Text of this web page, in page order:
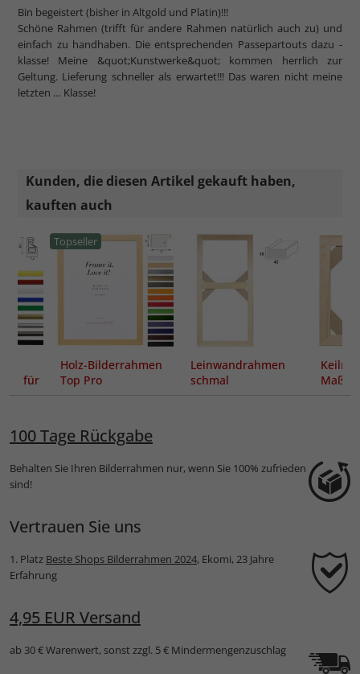
Bin begeistert (bisher in Altgold und Platin)!!!
Schöne Rahmen (trifft für andere Rahmen natürlich auch zu) und
einfach zu handhaben. Die entsprechenden Passepartouts dazu -
klasse! Meine &quot;Kunstwerke&quot; kommen herrlich zur
Geltung. Lieferung schneller als erwartet!!! Das waren nicht meine
letzten … Klasse!
Kunden, die diesen Artikel gekauft haben,
kauften auch
für
Topseller
Holz-Bilderrahmen
Top Pro
Leinwandrahmen
schmal
100 Tage Rückgabe
Behalten Sie Ihren Bilderrahmen nur, wenn Sie 100% zufrieden
sind!
Vertrauen Sie uns
1. Platz Beste Shops Bilderrahmen 2024, Ekomi, 23 Jahre
Erfahrung
4,95 EUR Versand
ab 30 € Warenwert, sonst zzgl. 5 € Mindermengenzuschlag